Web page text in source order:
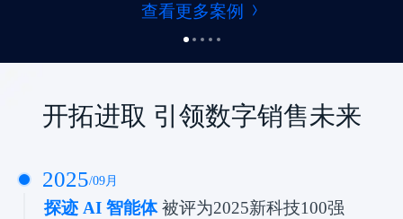
查看更多案例
开拓进取 引领数字销售未来
2025/09月
探迹 AI 智能体被评为2025新科技100强